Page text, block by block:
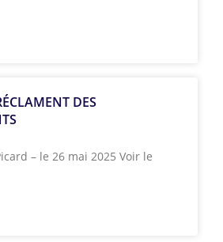
DES
– le 26 mai 2025 Voir le